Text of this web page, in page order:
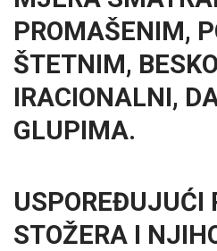
PROMAŠENIM,
ŠTETNIM,
IRACIONALNI,
GLUPIMA.
USPOREĐUJUĆI
STOŽERA I